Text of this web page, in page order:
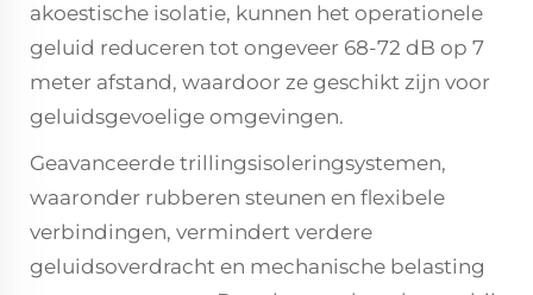
akoestische isolatie, kunnen het operationele
geluid reduceren tot ongeveer 68-72 dB op 7
meter afstand, waardoor ze geschikt zijn voor
geluidsgevoelige omgevingen.
Geavanceerde trillingsisoleringsystemen,
waaronder rubberen steunen en flexibele
verbindingen, vermindert verdere
geluidsoverdracht en mechanische belasting